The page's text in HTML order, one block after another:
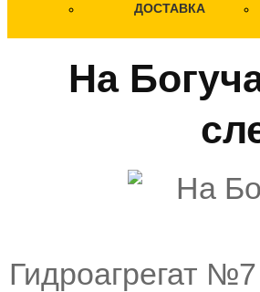
ДОСТАВКА
На
Гидроагрегат